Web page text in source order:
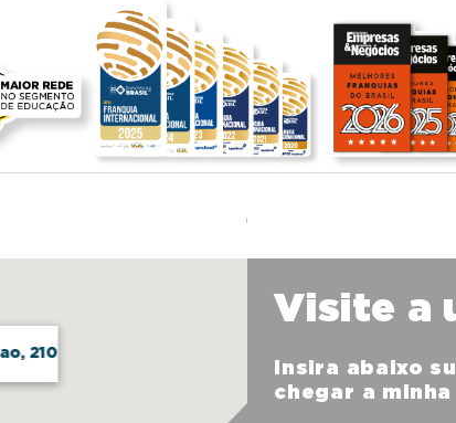
210
Visite a
Insira abaixo
chegar a